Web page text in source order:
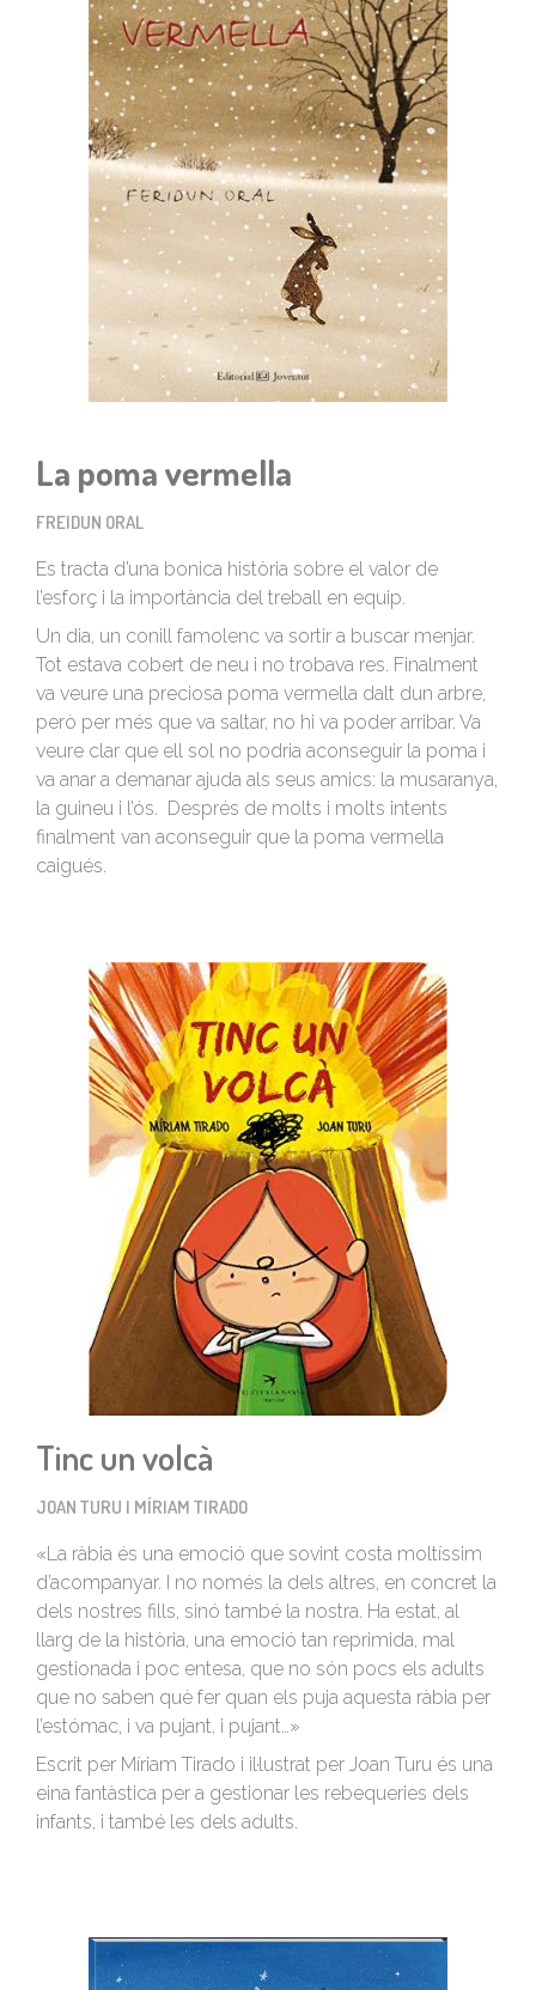
La poma vermella
FREIDUN ORAL
Es tracta d’una bonica història sobre el valor de
l’esforç i la importància del treball en equip.
Un dia, un conill famolenc va sortir a buscar menjar.
Tot estava cobert de neu i no trobava res. Finalment
va veure una preciosa poma vermella dalt dun arbre,
però per més que va saltar, no hi va poder arribar. Va
veure clar que ell sol no podria aconseguir la poma i
va anar a demanar ajuda als seus amics: la musaranya,
la guineu i l’ós. Després de molts i molts intents
finalment van aconseguir que la poma vermella
caigués.
Tinc un volcà
JOAN TURU I MÍRIAM TIRADO
«La ràbia és una emoció que sovint costa moltíssim
d’acompanyar. I no només la dels altres, en concret la
dels nostres fills, sinó també la nostra. Ha estat, al
llarg de la història, una emoció tan reprimida, mal
gestionada i poc entesa, que no són pocs els adults
que no saben què fer quan els puja aquesta ràbia per
l’estómac, i va pujant, i pujant…»
Escrit per Míriam Tirado i il·lustrat per Joan Turu és una
eina fantàstica per a gestionar les rebequeries dels
infants, i també les dels adults.